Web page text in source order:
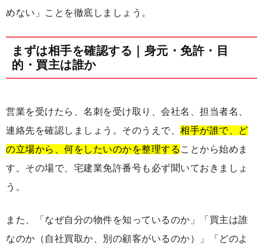
めない」ことを徹底しましょう。
まずは相手を確認する｜身元・免許・目
的・買主は誰か
営業を受けたら、名刺を受け取り、会社名、担当者名、
連絡先を確認しましょう。そのうえで、 相手が誰で、ど
の立場から、何をしたいのかを整理する ことから始めま
す。その場で、宅建業免許番号も必ず聞いておきましょ
う。
また、「なぜ自分の物件を知っているのか」「買主は誰
なのか（自社買取か、別の顧客がいるのか）」「どのよ